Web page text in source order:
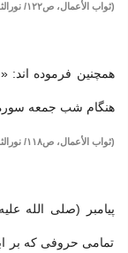
(ثواب الأعمال، ص۱۲۲/ نورالثقلین/ البرهان، فیه: «ان شاءالله» محذوف)
همچنین فرموده
هنگام شب جمعه
(ثواب الأعمال، ص۱۱۸/ نورالثقلین)
پیامبر (صلی الله
تمامی حروفی که بر